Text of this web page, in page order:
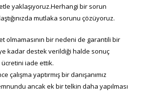
yaklaşıyoruz.Herhangi bir sorun
mutlaka sorunu çözüyoruz.
olmamasının bir nedeni de garantili bir
kadar destek verildiği halde sonuç
iade ettik.
çalışma yaptırmış bir danışanımız
ancak ek bir telkin daha yapılması